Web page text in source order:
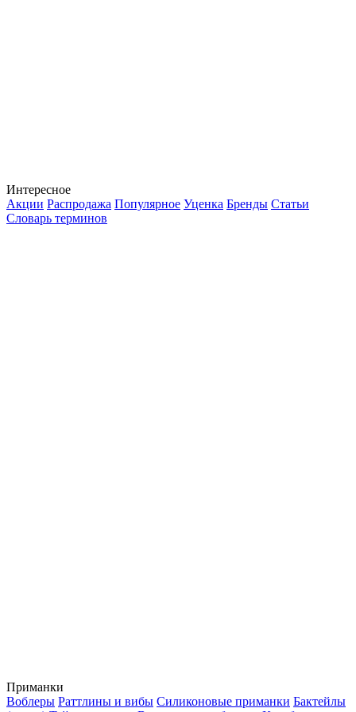
Интересное
Акции Распродажа Популярное Уценка Бренды Статьи
Словарь терминов
Приманки
Воблеры Раттлины и вибы Силиконовые приманки Бактейлы